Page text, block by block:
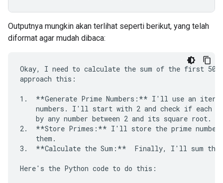
Outputnya mungkin akan terlihat seperti berikut, yang telah
diformat agar mudah dibaca:
Okay, I need to calculate the sum of the first 50
approach this:
1.  **Generate Prime Numbers:** I'll use an
numbers. I'll start with 2 and check if each
by any number between 2 and its square root.
2.  **Store Primes:** I'll store the prime
    them.
3.  **Calculate the Sum:**  Finally, I'll sum the
Here's the Python code to do this: